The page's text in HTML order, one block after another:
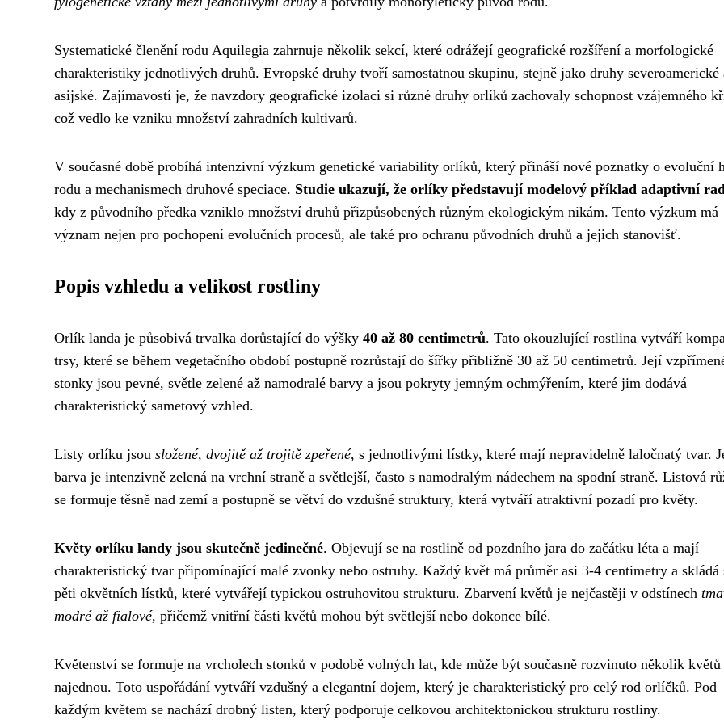
Systematické členění rodu Aquilegia zahrnuje několik sekcí, které odrážejí geografické rozšíření a morfologické
charakteristiky jednotlivých druhů. Evropské druhy tvoří samostatnou skupinu, stejně jako druhy severoamerické
asijské. Zajímavostí je, že navzdory geografické izolaci si různé druhy orlíků zachovaly schopnost vzájemného
což vedlo ke vzniku množství zahradních kultivarů.
V současné době probíhá intenzivní výzkum genetické variability orlíků, který přináší nové poznatky o evoluční
rodu a mechanismech druhové speciace. Studie ukazují, že orlíky představují modelový příklad adaptivní
kdy z původního předka vzniklo množství druhů přizpůsobených různým ekologickým nikám. Tento výzkum má
význam nejen pro pochopení evolučních procesů, ale také pro ochranu původních druhů a jejich stanovišť.
Popis vzhledu a velikost rostliny
Orlík landa je působivá trvalka dorůstající do výšky 40 až 80 centimetrů. Tato okouzlující rostlina vytváří
trsy, které se během vegetačního období postupně rozrůstají do šířky přibližně 30 až 50 centimetrů. Její
stonky jsou pevné, světle zelené až namodralé barvy a jsou pokryty jemným ochmýřením, které jim dodává
charakteristický sametový vzhled.
Listy orlíku jsou složené, dvojitě až trojitě zpeřené, s jednotlivými lístky, které mají nepravidelně laločnatý tvar.
barva je intenzivně zelená na vrchní straně a světlejší, často s namodralým nádechem na spodní straně. Listová
se formuje těsně nad zemí a postupně se větví do vzdušné struktury, která vytváří atraktivní pozadí pro květy.
Květy orlíku landy jsou skutečně jedinečné. Objevují se na rostlině od pozdního jara do začátku léta a mají
charakteristický tvar připomínající malé zvonky nebo ostruhy. Každý květ má průměr asi 3-4 centimetry a skládá
pěti okvětních lístků, které vytvářejí typickou ostruhovitou strukturu. Zbarvení květů je nejčastěji v odstínech
modré až fialové, přičemž vnitřní části květů mohou být světlejší nebo dokonce bílé.
Květenství se formuje na vrcholech stonků v podobě volných lat, kde může být současně rozvinuto několik květů
najednou. Toto uspořádání vytváří vzdušný a elegantní dojem, který je charakteristický pro celý rod orlíčků. Pod
každým květem se nachází drobný listen, který podporuje celkovou architektonickou strukturu rostliny.